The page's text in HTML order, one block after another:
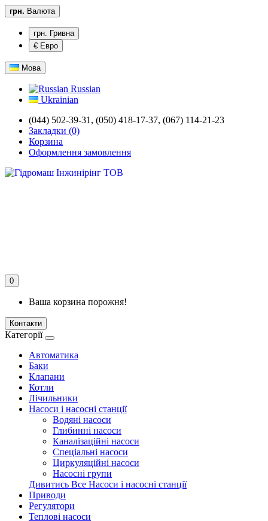
грн. Валюта
грн. Гривна
€ Евро
Мова
Russian
Ukrainian
(044) 502-39-31, (050) 418-17-37, (067) 114-21-23
Закладки (0)
Корзина
Оформлення замовлення
0
Ваша корзина порожня!
Контакти
Категорії
Автоматика
Баки
Клапани
Котли
Лічильники
Насоси і насосні станції
Водяні насоси
Глибинні насоси
Каналізаційні насоси
Спеціальні насоси
Циркуляційні насоси
Насосні групи
Дивитись Все Насоси і насосні станції
Приводи
Регулятори
Теплові насоси